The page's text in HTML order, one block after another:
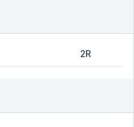
2R